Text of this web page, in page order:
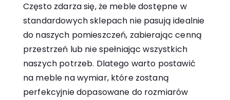
Często zdarza się, że meble dostępne w
standardowych sklepach nie pasują idealnie
do naszych pomieszczeń, zabierając cenną
przestrzeń lub nie spełniając wszystkich
naszych potrzeb. Dlatego warto postawić
na meble na wymiar, które zostaną
perfekcyjnie dopasowane do rozmiarów